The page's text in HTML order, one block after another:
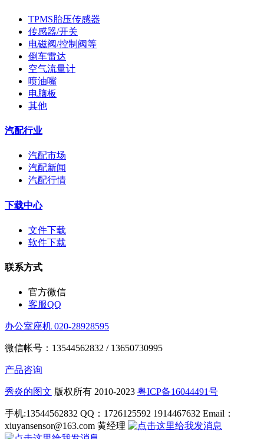
TPMS胎压传感器
传感器/开关
电磁阀/控制阀等
倒车雷达
空气流量计
喷油嘴
电脑板
其他
汽配行业
汽配市场
汽配新闻
汽配行情
下载中心
文件下载
软件下载
联系方式
官方微信
客服QQ
办公室座机 020-28928595
微信帐号：13544562832 / 13650730995
产品咨询
秀炎的图文 版权所有 2010-2023 粤ICP备16044491号
手机:13544562832 QQ：1726125592 1914467632 Email：
xiuyansensor@163.com 黄经理